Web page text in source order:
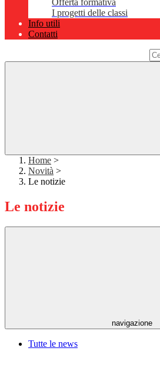
Offerta formativa
I progetti delle classi
Info utili
Contatti
Home >
Novità >
Le notizie
Le notizie
navigazione
Tutte le news